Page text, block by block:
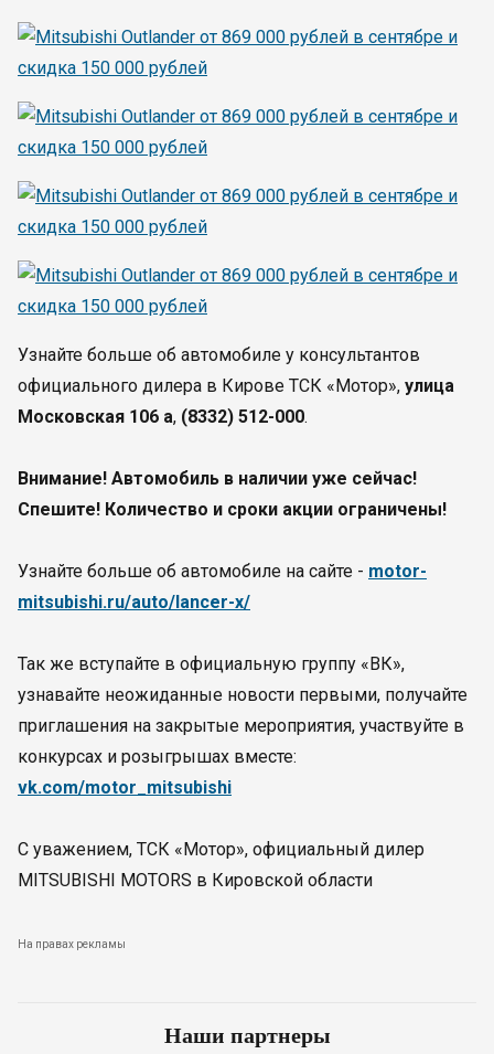
Узнайте больше об автомобиле у консультантов
официального дилера в Кирове ТСК «Мотор», улица
Московская 106 а, (8332) 512-000.
Внимание! Автомобиль в наличии уже сейчас!
Спешите! Количество и сроки акции ограничены!
Узнайте больше об автомобиле на сайте - motor-
mitsubishi.ru/auto/lancer-x/
Так же вступайте в официальную группу «ВК»,
узнавайте неожиданные новости первыми, получайте
приглашения на закрытые мероприятия, участвуйте в
конкурсах и розыгрышах вместе:
vk.com/motor_mitsubishi
С уважением, ТСК «Мотор», официальный дилер
MITSUBISHI MOTORS в Кировской области
На правах рекламы
Наши партнеры